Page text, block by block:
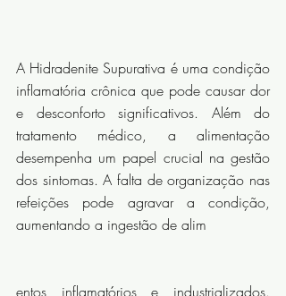
A Hidradenite Supurativa é uma condição
inflamatória crônica que pode causar dor
e desconforto significativos. Além do
tratamento médico, a alimentação
desempenha um papel crucial na gestão
dos sintomas. A falta de organização nas
refeições pode agravar a condição,
aumentando a ingestão de alim
entos inflamatórios e industrializados.